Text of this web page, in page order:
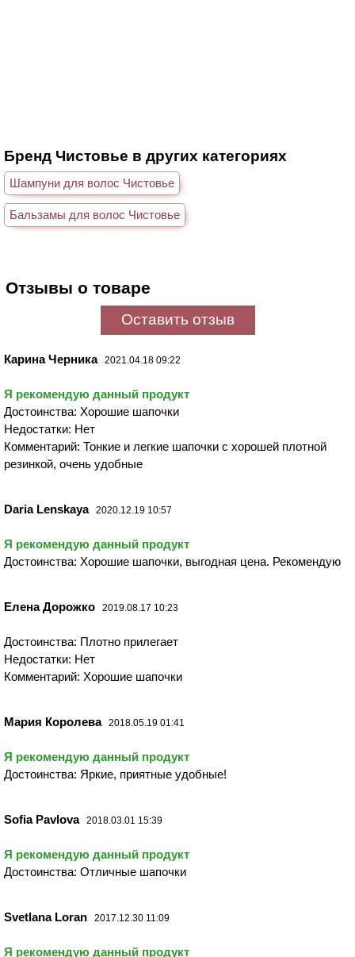
Бренд Чистовье в других категориях
Шампуни для волос Чистовье
Бальзамы для волос Чистовье
Отзывы о товаре
Оставить отзыв
Карина Черника 2021.04.18 09:22
Я рекомендую данный продукт
Достоинства: Хорошие шапочки
Недостатки: Нет
Комментарий: Тонкие и легкие шапочки с хорошей плотной
резинкой, очень удобные
Daria Lenskaya 2020.12.19 10:57
Я рекомендую данный продукт
Достоинства: Хорошие шапочки, выгодная цена. Рекомендую
Елена Дорожко 2019.08.17 10:23
Достоинства: Плотно прилегает
Недостатки: Нет
Комментарий: Хорошие шапочки
Мария Королева 2018.05.19 01:41
Я рекомендую данный продукт
Достоинства: Яркие, приятные удобные!
Sofia Pavlova 2018.03.01 15:39
Я рекомендую данный продукт
Достоинства: Отличные шапочки
Svetlana Loran 2017.12.30 11:09
Я рекомендую данный продукт